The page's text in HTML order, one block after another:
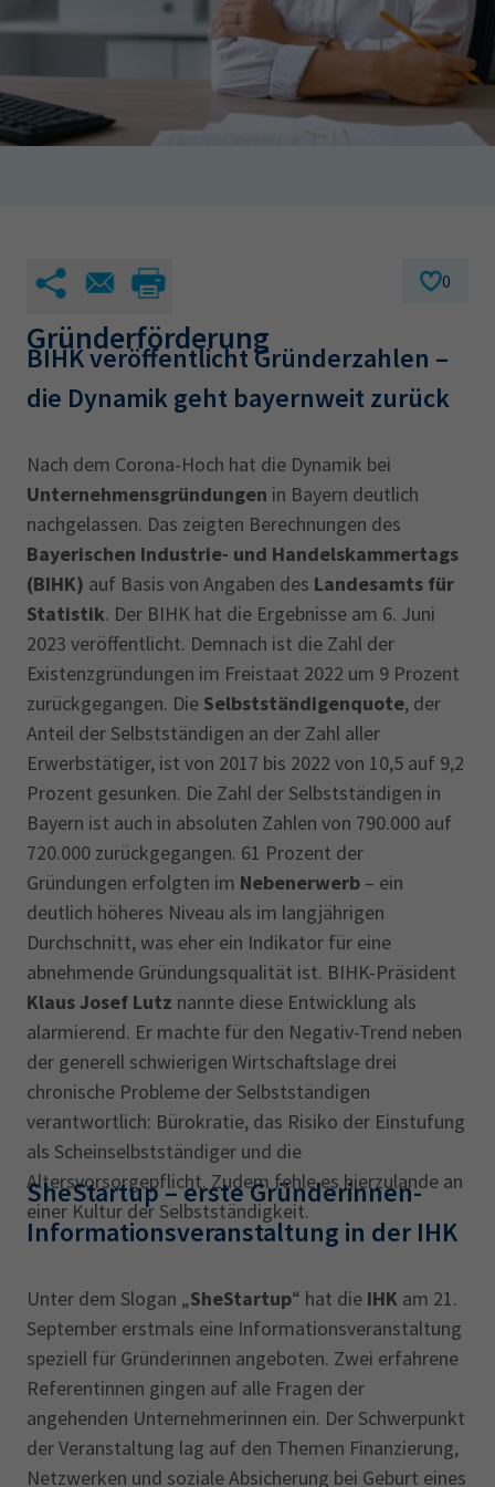
Leichte Sprache
IHK regional
Karriere
EN
IHK Akademie
Magazin Log-in
Prüfungstermine
Wirtschaftsfachwirt
34f
Negativerklärung
Berichtsheft
AEVO
34i
Betriebswirt
0
Gründerförderung
BIHK veröffentlicht Gründerzahlen –
die Dynamik geht bayernweit zurück
Nach dem Corona-Hoch hat die Dynamik bei
Unternehmensgründungen in Bayern deutlich
nachgelassen. Das zeigten Berechnungen des
Bayerischen Industrie- und Handelskammertags
(BIHK) auf Basis von Angaben des Landesamts für
Statistik. Der BIHK hat die Ergebnisse am 6. Juni
2023 veröffentlicht. Demnach ist die Zahl der
Existenzgründungen im Freistaat 2022 um 9 Prozent
zurückgegangen. Die Selbstständigenquote, der
Anteil der Selbstständigen an der Zahl aller
Erwerbstätiger, ist von 2017 bis 2022 von 10,5 auf 9,2
Prozent gesunken. Die Zahl der Selbstständigen in
Bayern ist auch in absoluten Zahlen von 790.000 auf
720.000 zurückgegangen. 61 Prozent der
Gründungen erfolgten im Nebenerwerb – ein
deutlich höheres Niveau als im langjährigen
Durchschnitt, was eher ein Indikator für eine
abnehmende Gründungsqualität ist. BIHK-Präsident
Klaus Josef Lutz nannte diese Entwicklung als
alarmierend. Er machte für den Negativ-Trend neben
der generell schwierigen Wirtschaftslage drei
chronische Probleme der Selbstständigen
verantwortlich: Bürokratie, das Risiko der Einstufung
als Scheinselbstständiger und die
Altersvorsorgepflicht. Zudem fehle es hierzulande an
einer Kultur der Selbstständigkeit.
SheStartup – erste Gründerinnen-
Informationsveranstaltung in der IHK
Unter dem Slogan „SheStartup“ hat die IHK am 21.
September erstmals eine Informationsveranstaltung
speziell für Gründerinnen angeboten. Zwei erfahrene
Referentinnen gingen auf alle Fragen der
angehenden Unternehmerinnen ein. Der Schwerpunkt
der Veranstaltung lag auf den Themen Finanzierung,
Netzwerken und soziale Absicherung bei Geburt eines